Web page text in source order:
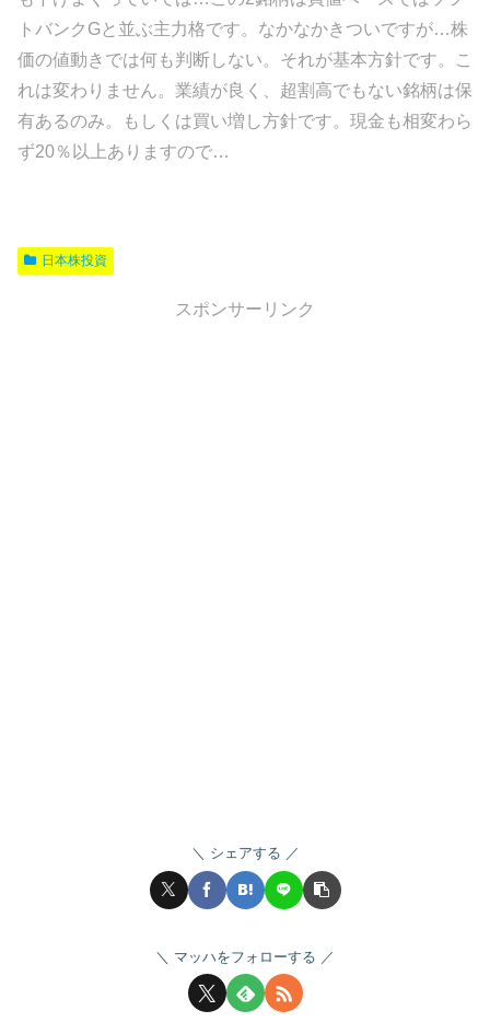
トバンクGと並ぶ主力格です。なかなかきついですが…株
価の値動きでは何も判断しない。それが基本方針です。こ
れは変わりません。業績が良く、超割高でもない銘柄は保
有あるのみ。もしくは買い増し方針です。現金も相変わら
ず20％以上ありますので…
日本株投資
スポンサーリンク
シェアする
マッハをフォローする